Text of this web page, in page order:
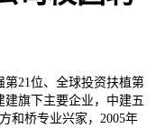
21位、全球投资扶植第
建旗下主要企业，中建五
和桥专业兴家，2005年